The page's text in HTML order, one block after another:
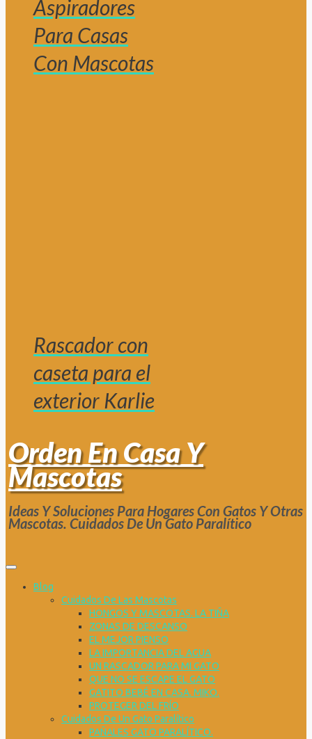
Aspiradores
Para Casas
Con Mascotas
Rascador con
caseta para el
exterior Karlie
Orden En Casa Y
Mascotas
Ideas Y Soluciones Para Hogares Con Gatos Y Otras
Mascotas. Cuidados De Un Gato Paralítico
Blog
Cuidados De Las Mascotas
HONGOS Y MASCOTAS. LA TIÑA
ZONAS DE DESCANSO
EL MEJOR PIENSO
LA IMPORTANCIA DEL AGUA
UN RASCADOR PARA MI GATO
QUE NO SE ESCAPE EL GATO
GATITO BEBÉ EN CASA. MIKO.
PROTEGER DEL FRÍO
Cuidados De Un Gato Paralítico
PAÑALES GATO PARALÍTICO.